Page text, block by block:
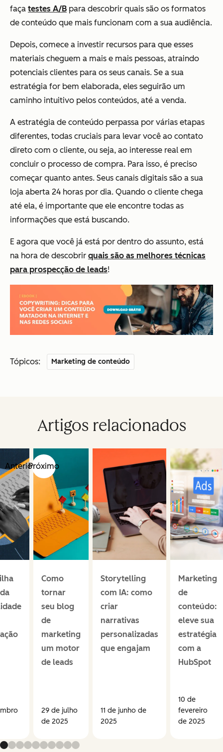
faça testes A/B para descobrir quais são os formatos
de conteúdo que mais funcionam com a sua audiência.
Depois, comece a investir recursos para que esses
materiais cheguem a mais e mais pessoas, atraindo
potenciais clientes para os seus canais. Se a sua
estratégia for bem elaborada, eles seguirão um
caminho intuitivo pelos conteúdos, até a venda.
A estratégia de conteúdo perpassa por várias etapas
diferentes, todas cruciais para levar você ao contato
direto com o cliente, ou seja, ao interesse real em
concluir o processo de compra. Para isso, é preciso
começar quanto antes. Seus canais digitais são a sua
loja aberta 24 horas por dia. Quando o cliente chega
até ela, é importante que ele encontre todas as
informações que está buscando.
E agora que você já está por dentro do assunto, está
na hora de descobrir quais são as melhores técnicas
para prospecção de leads!
Tópicos: Marketing de conteúdo
Artigos relacionados
AnteriorPróximo
Como
tornar
seu blog
de
marketing
um motor
de leads
29 de julho
de 2025
Storytelling
com IA: como
criar
narrativas
personalizadas
que engajam
11 de junho de
2025
Marketing
de
conteúdo:
eleve sua
estratégia
com a
HubSpot
10 de
fevereiro
de 2025